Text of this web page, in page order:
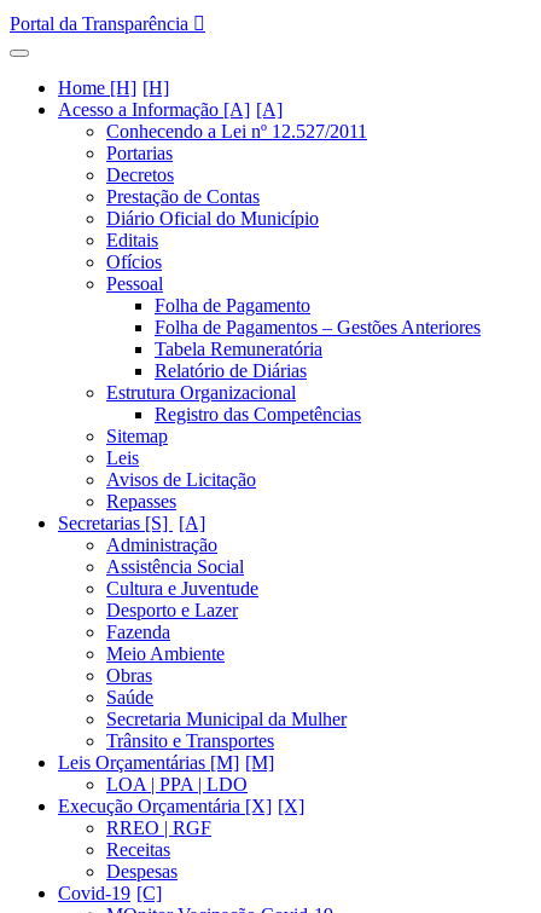
Portal da Transparência
Home [H]
Acesso a Informação [A]
Conhecendo a Lei nº 12.527/2011
Portarias
Decretos
Prestação de Contas
Diário Oficial do Município
Editais
Ofícios
Pessoal
Folha de Pagamento
Folha de Pagamentos – Gestões Anteriores
Tabela Remuneratória
Relatório de Diárias
Estrutura Organizacional
Registro das Competências
Sitemap
Leis
Avisos de Licitação
Repasses
Secretarias [S]
Administração
Assistência Social
Cultura e Juventude
Desporto e Lazer
Fazenda
Meio Ambiente
Obras
Saúde
Secretaria Municipal da Mulher
Trânsito e Transportes
Leis Orçamentárias [M]
LOA | PPA | LDO
Execução Orçamentária [X]
RREO | RGF
Receitas
Despesas
Covid-19